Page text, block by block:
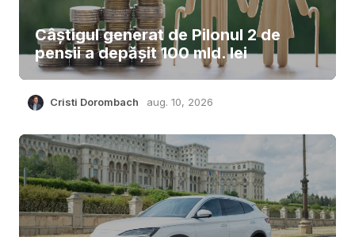
Câştigul generat de Pilonul 2 de
pensii a depăşit 100 mld. lei
Cristi Dorombach aug. 10, 2026